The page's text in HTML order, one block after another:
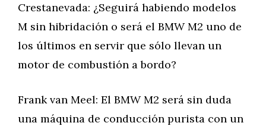
Crestanevada: ¿Seguirá habiendo modelos
M sin hibridación o será el BMW M2 uno de
los últimos en servir que sólo llevan un
motor de combustión a bordo?
Frank van Meel: El BMW M2 será sin duda
una máquina de conducción purista con un